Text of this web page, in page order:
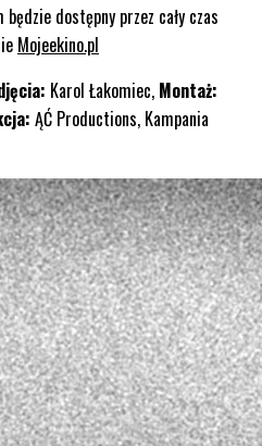
będzie dostępny przez cały czas
Mojeekino.pl
Karol Łakomiec, Montaż:
ĄĆ Productions, Kampania